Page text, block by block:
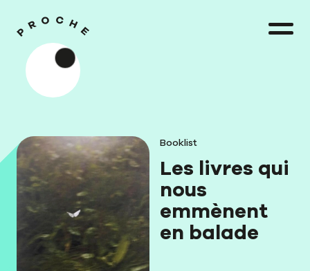
Booklist
Les livres qui
nous
emmènent
en balade